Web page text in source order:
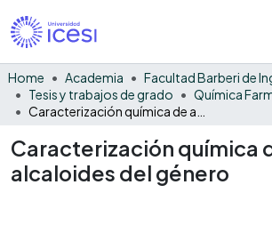
Home Academia
Tesis y trabajos de grado
Química
Caracterización química
alcaloides del género